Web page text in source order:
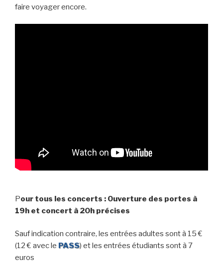
faire voyager encore.
Pour tous les concerts : Ouverture des portes à
19h et concert à 20h précises
Sauf indication contraire, les entrées adultes sont à 15 €
(12 € avec le PASS) et les entrées étudiants sont à 7
euros